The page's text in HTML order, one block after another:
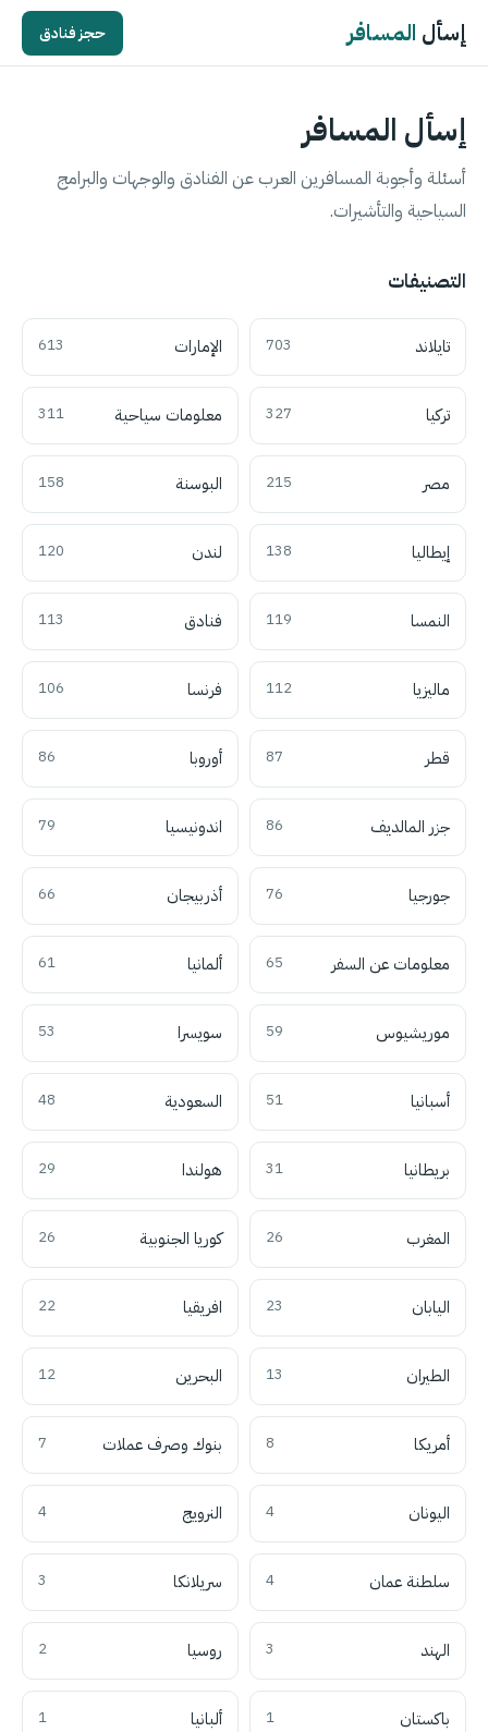
إسأل المسافر حجز فنادق
إسأل المسافر
أسئلة وأجوبة المسافرين العرب عن الفنادق والوجهات والبرامج
السياحية والتأشيرات.
التصنيفات
تايلاند 703 الإمارات 613
تركيا 327 معلومات سياحية 311
مصر 215 البوسنة 158
إيطاليا 138 لندن 120
النمسا 119 فنادق 113
ماليزيا 112 فرنسا 106
قطر 87 أوروبا 86
جزر المالديف 86 اندونيسيا 79
جورجيا 76 أذربيجان 66
معلومات عن السفر 65 ألمانيا 61
موريشيوس 59 سويسرا 53
أسبانيا 51 السعودية 48
بريطانيا 31 هولندا 29
المغرب 26 كوريا الجنوبية 26
اليابان 23 افريقيا 22
الطيران 13 البحرين 12
أمريكا 8 بنوك وصرف عملات 7
اليونان 4 النرويج 4
سلطنة عمان 4 سريلانكا 3
الهند 3 روسيا 2
باكستان 1 ألبانيا 1